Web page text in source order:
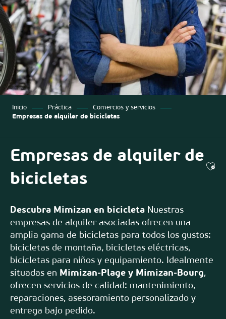
Inicio Práctica
Comercios y servicios
Empresas de alquiler de bicicletas
Empresas de alquiler de
bicicletas
Descubra Mimizan en bicicleta Nuestras
empresas de alquiler asociadas ofrecen una
amplia gama de bicicletas para todos los gustos:
bicicletas de montaña, bicicletas eléctricas,
bicicletas para niños y equipamiento. Idealmente
situadas en Mimizan-Plage y Mimizan-Bourg,
ofrecen servicios de calidad: mantenimiento,
reparaciones, asesoramiento personalizado y
entrega bajo pedido.